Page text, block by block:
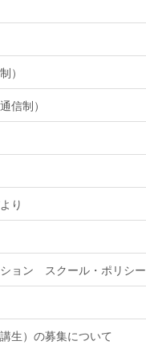
）
信制）
り
ョン スクール・ポリシー
生）の募集について